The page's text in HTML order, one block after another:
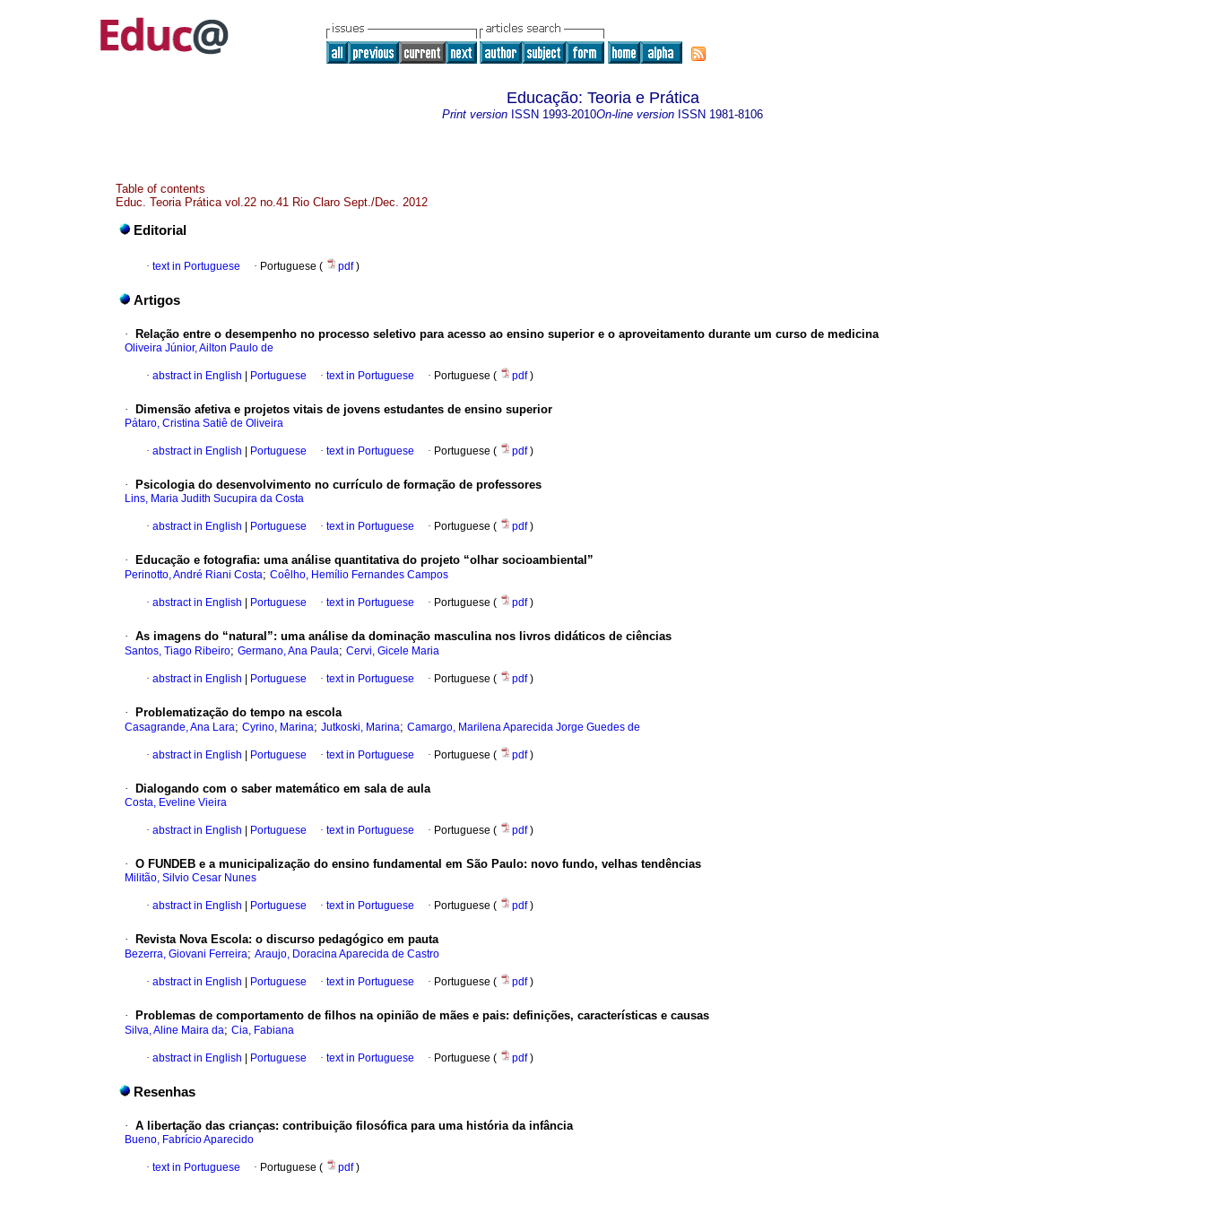
Educação: Teoria e Prática
Print version ISSN 1993-2010On-line version ISSN 1981-8106
Table of contents
Educ. Teoria Prática vol.22 no.41 Rio Claro Sept./Dec. 2012
Editorial
· text in Portuguese · Portuguese ( pdf)
Artigos
· Relação entre o desempenho no processo seletivo para acesso ao ensino superior e o aproveitamento durante um curso de medicina
Oliveira Júnior, Ailton Paulo de
· abstract in English Portuguese · text in Portuguese · Portuguese ( pdf)
· Dimensão afetiva e projetos vitais de jovens estudantes de ensino superior
Pátaro, Cristina Satiê de Oliveira
· abstract in English Portuguese · text in Portuguese · Portuguese ( pdf)
· Psicologia do desenvolvimento no currículo de formação de professores
Lins, Maria Judith Sucupira da Costa
· abstract in English Portuguese · text in Portuguese · Portuguese ( pdf)
· Educação e fotografia: uma análise quantitativa do projeto “olhar socioambiental”
Perinotto, André Riani Costa; Coêlho, Hemílio Fernandes Campos
· abstract in English Portuguese · text in Portuguese · Portuguese ( pdf)
· As imagens do “natural”: uma análise da dominação masculina nos livros didáticos de ciências
Santos, Tiago Ribeiro; Germano, Ana Paula; Cervi, Gicele Maria
· abstract in English Portuguese · text in Portuguese · Portuguese ( pdf)
· Problematização do tempo na escola
Casagrande, Ana Lara; Cyrino, Marina; Jutkoski, Marina; Camargo, Marilena Aparecida Jorge Guedes de
· abstract in English Portuguese · text in Portuguese · Portuguese ( pdf)
· Dialogando com o saber matemático em sala de aula
Costa, Eveline Vieira
· abstract in English Portuguese · text in Portuguese · Portuguese ( pdf)
· O FUNDEB e a municipalização do ensino fundamental em São Paulo: novo fundo, velhas tendências
Militão, Silvio Cesar Nunes
· abstract in English Portuguese · text in Portuguese · Portuguese ( pdf)
· Revista Nova Escola: o discurso pedagógico em pauta
Bezerra, Giovani Ferreira; Araujo, Doracina Aparecida de Castro
· abstract in English Portuguese · text in Portuguese · Portuguese ( pdf)
· Problemas de comportamento de filhos na opinião de mães e pais: definições, características e causas
Silva, Aline Maira da; Cia, Fabiana
· abstract in English Portuguese · text in Portuguese · Portuguese ( pdf)
Resenhas
· A libertação das crianças: contribuição filosófica para uma história da infância
Bueno, Fabrício Aparecido
· text in Portuguese · Portuguese ( pdf)